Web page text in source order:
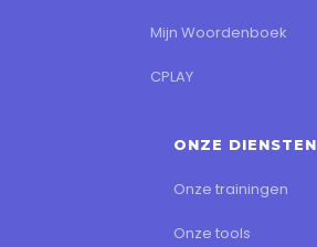
Mijn Woordenboek
CPLAY
ONZE DIENSTEN
Onze trainingen
Onze tools